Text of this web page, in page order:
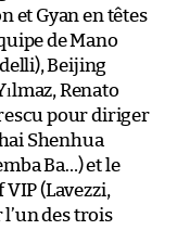
et Gyan en têtes
de Mano
Beijing
Renato
pour diriger
Shenhua
Ba…) et le
(Lavezzi,
l’un des trois